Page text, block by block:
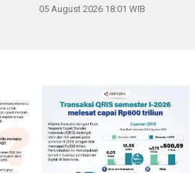
05 August 2026 18:01 WIB